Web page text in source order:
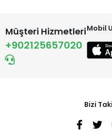
Müşteri Hizmetleri
+902125657020
Mobil
Bizi